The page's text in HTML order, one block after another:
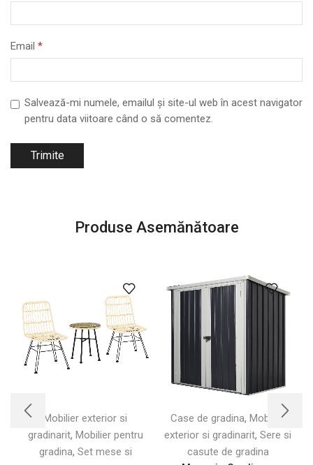
Email *
Salvează-mi numele, emailul și site-ul web în acest navigator
pentru data viitoare când o să comentez.
Produse Asemănătoare
Mobilier exterior si
gradinarit, Mobilier pentru
gradina, Set mese si
Case de gradina, Mobilier
exterior si gradinarit, Sere si
casute de gradina